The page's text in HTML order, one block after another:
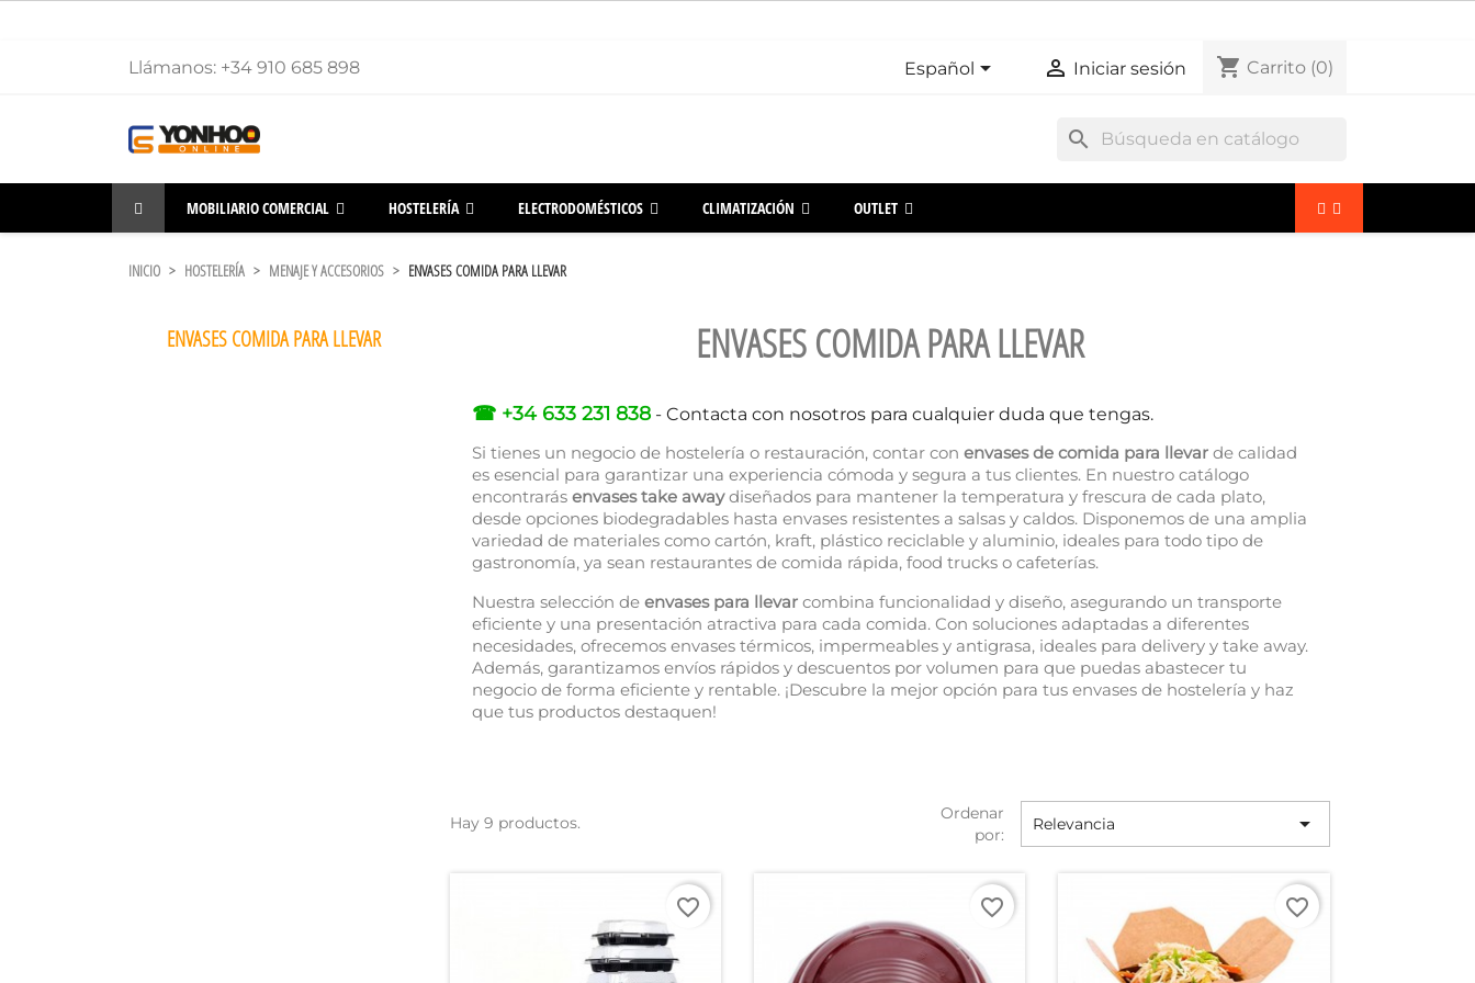
Llámanos: +34 910 685 898 Español  Iniciar sesión shopping_cart Carrito (0)
search
MOBILIARIO COMERCIAL HOSTELERÍA ELECTRODOMÉSTICOS CLIMATIZACIÓN OUTLET
INICIO HOSTELERÍA MENAJE Y ACCESORIOS ENVASES COMIDA PARA LLEVAR
ENVASES COMIDA PARA LLEVAR ENVASES COMIDA PARA LLEVAR
☎ +34 633 231 838- Contacta con nosotros para cualquier duda que tengas.
Si tienes un negocio de hostelería o restauración, contar con envases de comida para llevarde calidad
es esencial para garantizar una experiencia cómoda y segura a tus clientes. En nuestro catálogo
encontrarás envases take awaydiseñados para mantener la temperatura y frescura de cada plato,
desde opciones biodegradables hasta envases resistentes a salsas y caldos. Disponemos de una amplia
variedad de materiales como cartón, kraft, plástico reciclable y aluminio, ideales para todo tipo de
gastronomía, ya sean restaurantes de comida rápida, food trucks o cafeterías.
Nuestra selección de envases para llevarcombina funcionalidad y diseño, asegurando un transporte
eficiente y una presentación atractiva para cada comida. Con soluciones adaptadas a diferentes
necesidades, ofrecemos envases térmicos, impermeables y antigrasa, ideales para delivery y take away.
Además, garantizamos envíos rápidos y descuentos por volumen para que puedas abastecer tu
negocio de forma eficiente y rentable. ¡Descubre la mejor opción para tus envases de hostelería y haz
que tus productos destaquen!
Hay 9 productos.
Ordenar
por:
Relevancia 
favorite_border favorite_border favorite_border